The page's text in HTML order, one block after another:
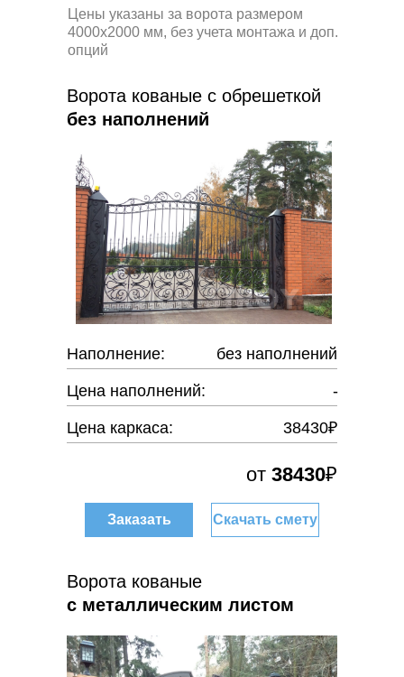
Цены указаны за ворота размером
4000х2000 мм, без учета монтажа и доп.
опций
Ворота кованые с обрешеткой
без наполнений
Заказать
от 38430₽
Скачать смету
Наполнение: без наполнений
Цена наполнений: -
Ворота кованые
с металлическим листом
Цена каркаса: 38430₽